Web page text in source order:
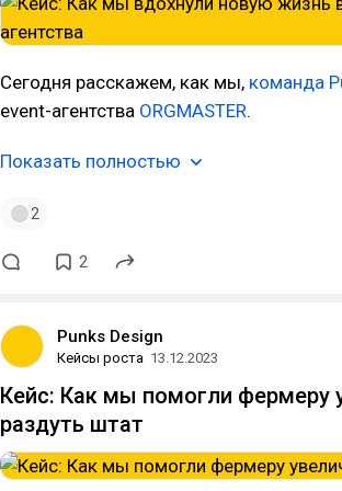
Сегодня расскажем, как мы, команда
event-агентства ORGMASTER.
Показать полностью
2
2
Punks Design
Кейсы роста 13.12.2023
Кейс: Как мы помогли фермеру
раздуть штат